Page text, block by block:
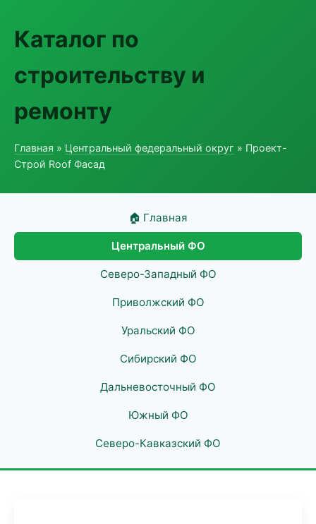
Каталог по
строительству и
ремонту
Главная » Центральный федеральный округ » Проект-
Строй Roof Фасад
🏠 Главная
Центральный ФО
Северо-Западный ФО
Приволжский ФО
Уральский ФО
Сибирский ФО
Дальневосточный ФО
Южный ФО
Северо-Кавказский ФО